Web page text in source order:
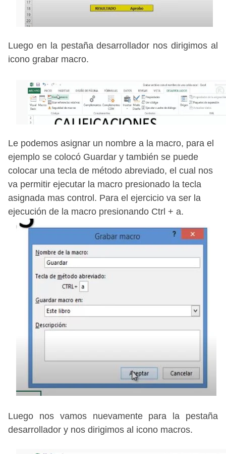
Luego en la pestaña desarrollador nos dirigimos al
icono grabar macro.
Le podemos asignar un nombre a la macro, para el
ejemplo se colocó Guardar y también se puede
colocar una tecla de método abreviado, el cual nos
va permitir ejecutar la macro presionado la tecla
asignada mas control. Para el ejercicio va ser la
ejecución de la macro presionando Ctrl + a.
Luego nos vamos nuevamente para la pestaña
desarrollador y nos dirigimos al icono macros.